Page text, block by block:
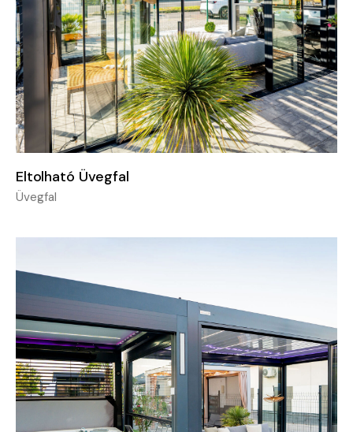
Eltolható Üvegfal
Üvegfal